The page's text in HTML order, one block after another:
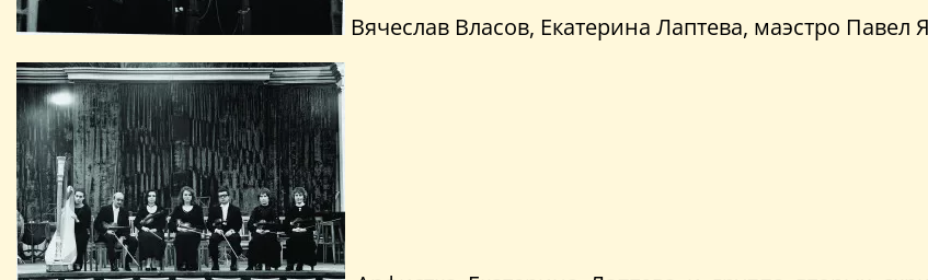
Вячеслав Власов, Екатерина Лаптева, маэстро